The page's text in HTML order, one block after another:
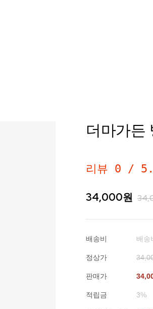
더마가든
리뷰 0 /
34,000원
배송비 배송
정상가
판매가
적립금 3%